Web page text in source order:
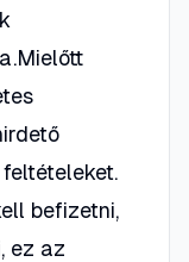
befizetni,
ez az